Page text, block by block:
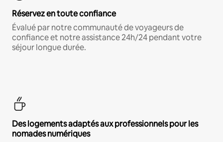
Réservez en toute confiance
Évalué par notre communauté de voyageurs de
confiance et notre assistance 24h/24 pendant votre
séjour longue durée.
Des logements adaptés aux professionnels pour les
nomades numériques